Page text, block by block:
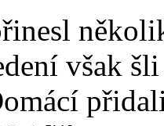
však
přidali